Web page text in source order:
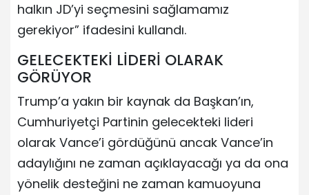
halkın JD’yi seçmesini sağlamamız
gerekiyor” ifadesini kullandı.
GELECEKTEKİ LİDERİ OLARAK
GÖRÜYOR
Trump’a yakın bir kaynak da Başkan’ın,
Cumhuriyetçi Partinin gelecekteki lideri
olarak Vance’i gördüğünü ancak Vance’in
adaylığını ne zaman açıklayacağı ya da ona
yönelik desteğini ne zaman kamuoyuna